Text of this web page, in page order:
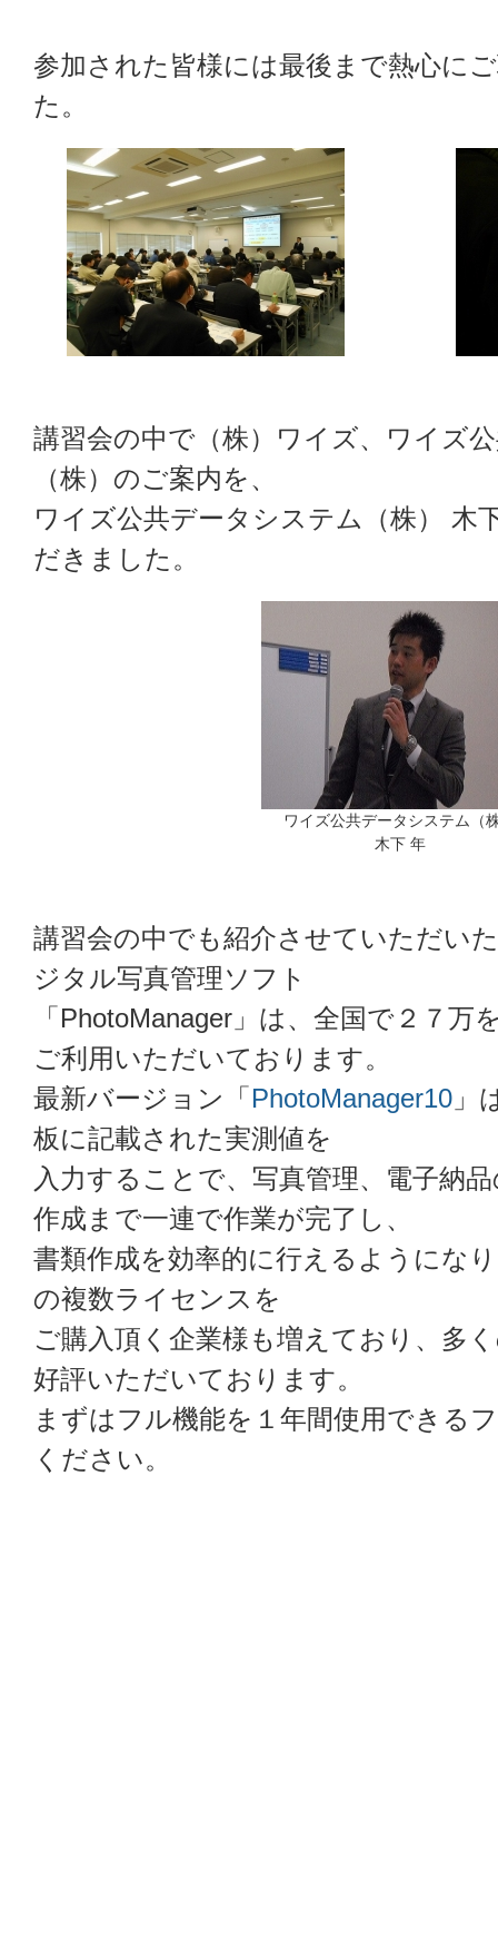
参加された皆様には最後まで熱心に
た。
講習会の中で（株）ワイズ、ワイズ
（株）のご案内を、
ワイズ公共データシステム（株） 木
だきました。
ワイズ公共データシステム（
木下 年
講習会の中でも紹介させていただい
ジタル写真管理ソフト
「PhotoManager」は、全国で２７万
ご利用いただいております。
最新バージョン「 PhotoManager10 」
板に記載された実測値を
入力することで、写真管理、電子納
作成まで一連で作業が完了し、
書類作成を効率的に行えるようにな
の複数ライセンスを
ご購入頂く企業様も増えており、多
好評いただいております。
まずはフル機能を１年間使用できる
ください。